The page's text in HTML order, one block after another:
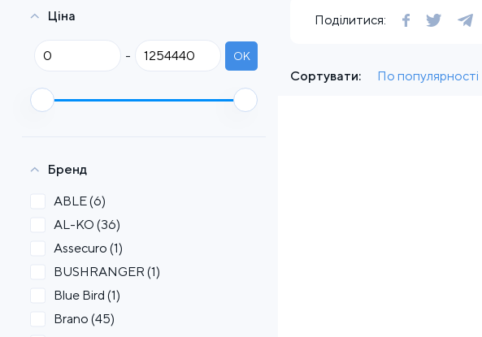
Ціна
- OK
Бренд
ABLE(6)
AL-KO (36)
Assecuro (1)
BUSHRANGER (1)
Blue Bird (1)
Brano (45)
Поділитися:
Сортувати: По популярності